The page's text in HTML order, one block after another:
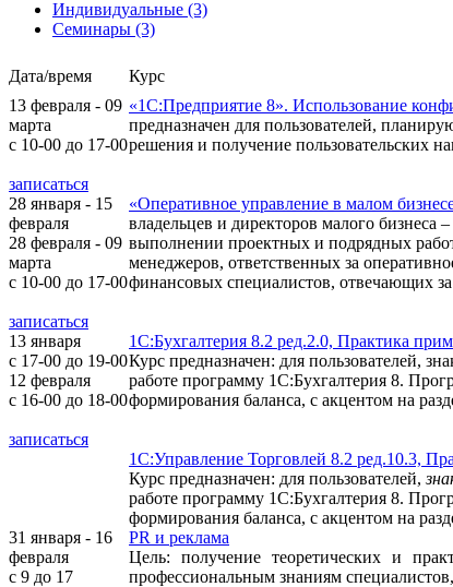
Индивидуальные (3)
Семинары (3)
Дата/время Курс
13 февраля - 09
марта
с 10-00 до 17-00
записаться
«1С:Предприятие 8». Использование
предназначен для пользователей,
решения и получение пользовательских
28 января - 15
февраля
28 февраля - 09
марта
с 10-00 до 17-00
записаться
«Оперативное управление в малом
владельцев и директоров малого
выполнении проектных и подрядных
менеджеров, ответственных за
финансовых специалистов, отвечающих
13 января
с 17-00 до 19-00
12 февраля
с 16-00 до 18-00
записаться
1С:Бухгалтерия 8.2 ред.2.0, Практика
Курс предназначен: для пользователей,
работе программу 1С:Бухгалтерия 8.
формирования баланса, с акцентом на
1С:Управление Торговлей 8.2 ред.10.3,
Курс предназначен: для пользователей,
работе программу 1С:Бухгалтерия 8.
формирования баланса, с акцентом на
31 января - 16
февраля
c 9 до 17
PR и реклама
Цель: получение теоретических и
профессиональным знаниям